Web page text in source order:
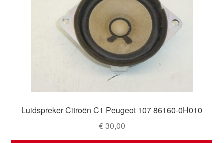
Luidspreker Citroën C1 Peugeot 107 86160-0H010
€30,00